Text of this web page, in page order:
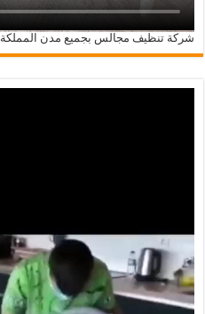
شركة تنظيف مجالس بجميع مدن المملكة